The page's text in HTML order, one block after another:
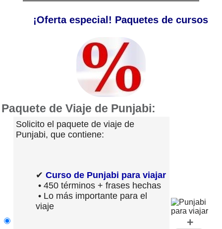
¡Oferta especial! Paquetes de cursos
Paquete de Viaje de Punjabi:
Solicito el paquete de viaje de
Punjabi, que contiene:
✔ Curso de Punjabi para viajar
• 450 términos + frases hechas
• Lo más importante para el
viaje
+